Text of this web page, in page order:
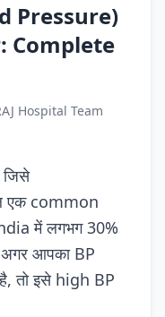
Pressure)
Complete
Hospital Team
जिसे
common
में लगभग 30%
आपका BP
तो इसे high BP